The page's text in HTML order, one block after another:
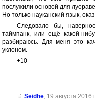
послужили основой для
Но только науканский язык,
Следовало бы,
таймпанк, или ещё какой-
разбираюсь. Для меня это
уклоном.
+10
Seidhe, 19 августа 2016